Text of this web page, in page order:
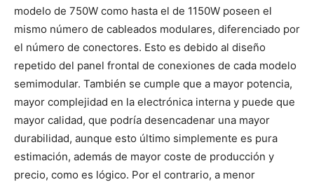
modelo de 750W como hasta el de 1150W poseen el
mismo número de cableados modulares, diferenciado por
el número de conectores. Esto es debido al diseño
repetido del panel frontal de conexiones de cada modelo
semimodular. También se cumple que a mayor potencia,
mayor complejidad en la electrónica interna y puede que
mayor calidad, que podría desencadenar una mayor
durabilidad, aunque esto último simplemente es pura
estimación, además de mayor coste de producción y
precio, como es lógico. Por el contrario, a menor